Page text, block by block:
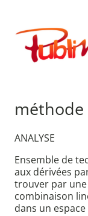
contenu
Publimath
ANALYSE
Ensemble de
aux dérivées
trouver par
combinaison
dans un